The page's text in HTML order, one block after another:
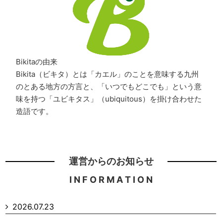
Bikitaの由来
Bikita（ビキタ）とは「カエル」のことを意味する九州
のとある地方の方言と、「いつでもどこでも」という意
味を持つ「ユビキタス」（ubiquitous）を掛け合わせた
造語です。
運営からのお知らせ
I N F O R M A T I O N
2026.07.23